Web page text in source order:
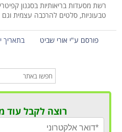
רשת מסעדות בריאותיות בסגנון
טבעוניות, סלטים להרכבה עצמית וגם
פורסם ע"י אורי שביט בתאריך יונ -
רוצה לקבל עוד